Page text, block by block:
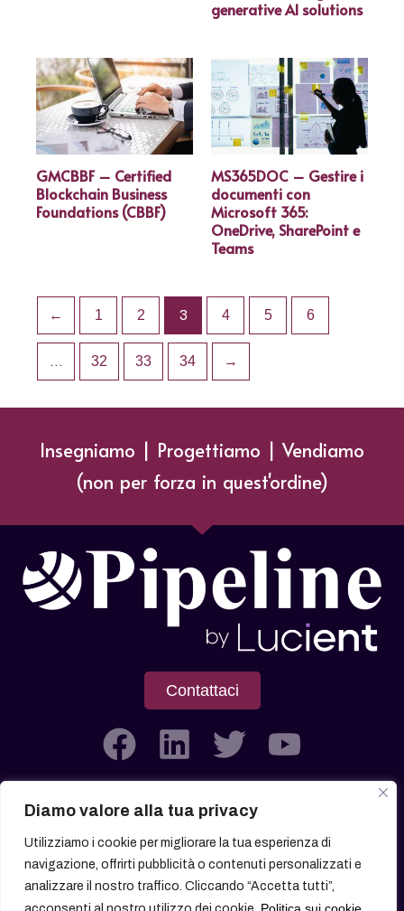
Diamo valore alla tua privacy
Utilizziamo i cookie per migliorare la tua esperienza di
navigazione, offrirti pubblicità o contenuti personalizzati e
analizzare il nostro traffico. Cliccando “Accetta tutti”,
generative AI solutions
GMCBBF – Certified
Blockchain Business
Foundations (CBBF)
MS365DOC – Gestire i
documenti con
Microsoft 365:
OneDrive, SharePoint e
Teams
← 1 2 3 4 5 6
… 32 33 34 →
Insegniamo | Progettiamo | Vendiamo
(non per forza in quest'ordine)
Contattaci
Società soggetta all’attività di Direzione e Coordinamento di
Lucient Group Srl